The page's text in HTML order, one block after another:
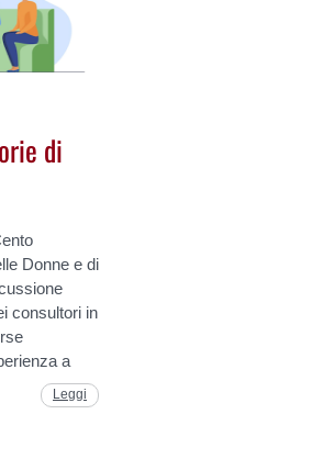
di
Donne e di
consultori in
a
Leggi